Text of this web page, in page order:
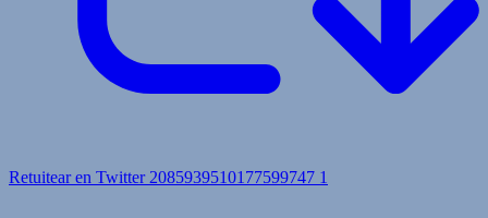
Retuitear en Twitter 2085939510177599747 1